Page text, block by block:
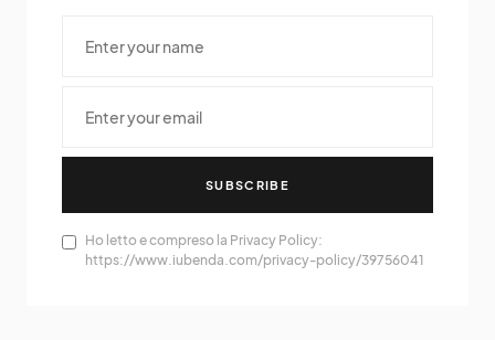
SUBSCRIBE
Ho letto e compreso la Privacy Policy:
https://www.iubenda.com/privacy-policy/39756041